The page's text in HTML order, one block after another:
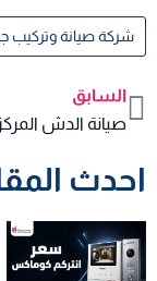
شركة صيانة وتركيب
Prev
السابق
احدث